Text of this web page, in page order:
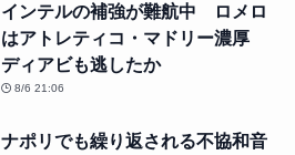
インテルの補強が難航中 ロメロ
はアトレティコ・マドリー濃厚
ディアビも逃したか
8/6 21:06
ナポリでも繰り返される不協和音